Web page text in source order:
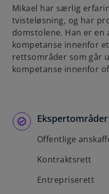
t
Mikael har særlig
tvisteløsning, og har
domstolene. Han er en
kompetanse innenfor
rettsområder som går
kompetanse innenfor
Ekspertområder
Offentlige
Kontraktsrett
Entrepriserett